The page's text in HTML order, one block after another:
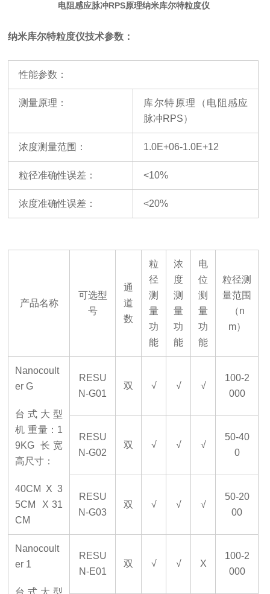
电阻感应脉冲RPS原理纳米库尔特粒度仪
纳米库尔特粒度仪技术参数：
性能参数：
测量原理：
库尔特原理（电阻感应
脉冲RPS）
浓度测量范围： 1.0E+06-1.0E+12
粒径准确性误差： <10%
浓度准确性误差： <20%
产品名称
可选型
号
通
道
数
粒
径
测
量
功
能
浓
度
测
量
功
能
电
位
测
量
功
能
粒径测
量范围
（n
m）
Nanocoult
er G
台式大型
机 重量： 1
9KG 长宽
高尺寸：
40CM
X 3
5CM
X 31
CM
RESU
N-G01
双 √ √ √
100-2
000
RESU
N-G02
双 √ √ √
50-40
0
RESU
N-G03
双 √ √ √
50-20
00
Nanocoult
er 1
台式大型
RESU
N-E01
双 √ √ X
100-2
000